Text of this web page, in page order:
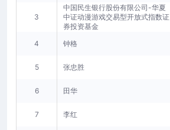
3
中国民生银行股份有限公司-华夏
中证动漫游戏交易型开放式指数证
券投资基金
4 钟格
5 张忠胜
6 田华
7 李红